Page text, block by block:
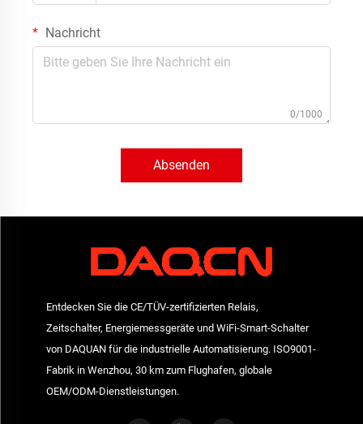
Nachricht
0/1000
Absenden
Entdecken Sie die CE/TÜV-zertifizierten Relais,
Zeitschalter, Energiemessgeräte und WiFi-Smart-Schalter
von DAQUAN für die industrielle Automatisierung. ISO9001-
Fabrik in Wenzhou, 30 km zum Flughafen, globale
OEM/ODM-Dienstleistungen.